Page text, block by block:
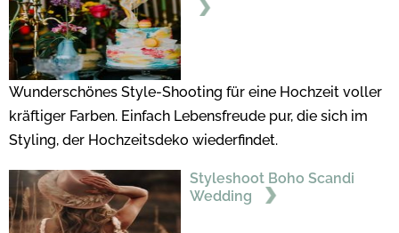
Wunderschönes Style-Shooting für eine Hochzeit voller
kräftiger Farben. Einfach Lebensfreude pur, die sich im
Styling, der Hochzeitsdeko wiederfindet.
Styleshoot Boho Scandi
Wedding